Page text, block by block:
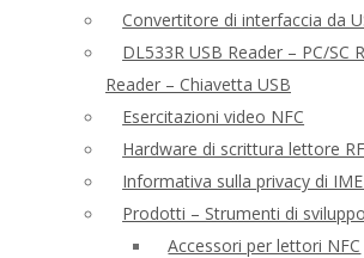
Convertitore di interfaccia da
DL533R USB Reader – PC/SC
Reader – Chiavetta USB
Esercitazioni video NFC
Hardware di scrittura lettore
Informativa sulla privacy di
Prodotti – Strumenti di
Accessori per lettori NFC